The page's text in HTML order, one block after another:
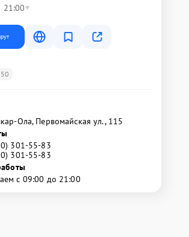
21:00
Ола, Первомайская ул., 115
301-55-83
301-55-83
с 09:00 до 21:00